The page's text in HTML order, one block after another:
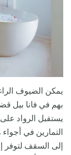
يمكن الضيوف
بهم في فانا بيل
التمارين في
إلى السقف لتوفر